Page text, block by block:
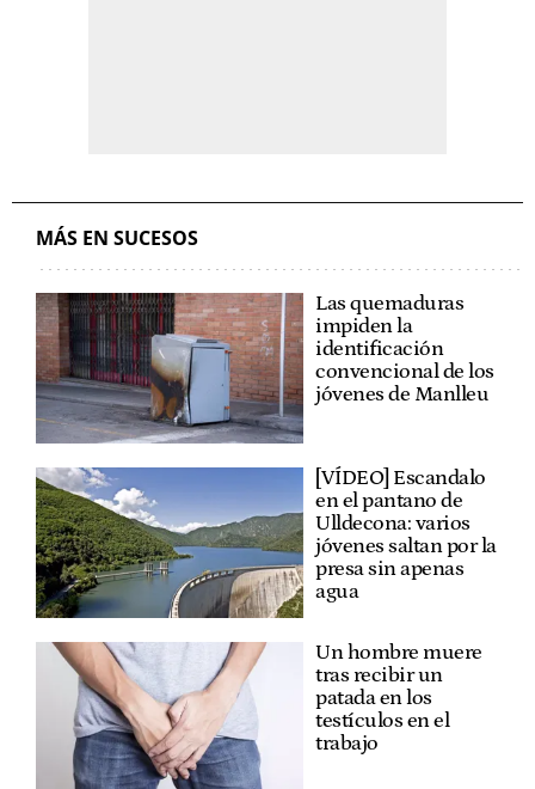
MÁS EN SUCESOS
Las quemaduras
impiden la
identificación
convencional de los
jóvenes de Manlleu
[VÍDEO] Escandalo
en el pantano de
Ulldecona: varios
jóvenes saltan por la
presa sin apenas
agua
Un hombre muere
tras recibir un
patada en los
testículos en el
trabajo